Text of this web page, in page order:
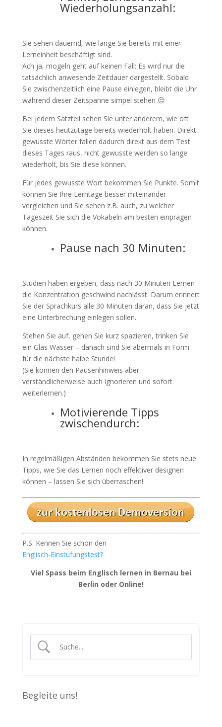
Wiederholungsanzahl:
Sie sehen dauernd, wie lange Sie bereits mit einer
Lerneinheit beschäftigt sind.
Ach ja, mogeln geht auf keinen Fall: Es wird nur die
tatsächlich anwesende Zeitdauer dargestellt. Sobald
Sie zwischenzeitlich eine Pause einlegen, bleibt die Uhr
während dieser Zeitspanne simpel stehen 😉
Bei jedem Satzteil sehen Sie unter anderem, wie oft
Sie dieses heutzutage bereits wiederholt haben. Direkt
gewusste Wörter fallen dadurch direkt aus dem Test
dieses Tages raus, nicht gewusste werden so lange
wiederholt, bis Sie diese können.
Für jedes gewusste Wort bekommen Sie Punkte. Somit
können Sie Ihre Lerntage besser miteinander
vergleichen und Sie sehen z.B. auch, zu welcher
Tageszeit Sie sich die Vokabeln am besten einprägen
können.
Pause nach 30 Minuten:
Studien haben ergeben, dass nach 30 Minuten Lernen
die Konzentration geschwind nachlässt. Darum erinnert
Sie der Sprachkurs alle 30 Minuten daran, dass Sie jetzt
eine Unterbrechung einlegen sollen.
Stehen Sie auf, gehen Sie kurz spazieren, trinken Sie
ein Glas Wasser – danach sind Sie abermals in Form
für die nächste halbe Stunde!
(Sie können den Pausenhinweis aber
verständlicherweise auch ignorieren und sofort
weiterlernen.)
Motivierende Tipps
zwischendurch:
In regelmäßigen Abständen bekommen Sie stets neue
Tipps, wie Sie das Lernen noch effektiver designen
können – lassen Sie sich überraschen!
P.S. Kennen Sie schon den
Englisch-Einstufungstest?
Viel Spass beim Englisch lernen in Bernau bei
Berlin oder Online!
Begleite uns!